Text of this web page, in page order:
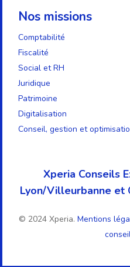
Nos missions
Comptabilité
Fiscalité
Social et RH
Juridique
Patrimoine
Digitalisation
Conseil, gestion et
Xperia Conseils
Lyon/Villeurbanne et
© 2024 Xperia. Mentions